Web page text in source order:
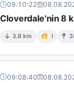
09:10:22
Cloverdale'nin 8
3.8 km I
09:08:40